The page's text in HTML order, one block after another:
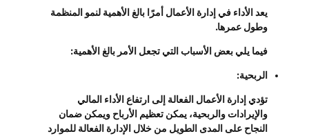
يعد الأداء في إدارة الأعمال أمرًا بالغ الأهمية لنمو المنظمة
وطول عمرها.
فيما يلي بعض الأسباب التي تجعل الأمر بالغ الأهمية:
الربحية:
تؤدي إدارة الأعمال الفعالة إلى ارتفاع الأداء المالي
والإيرادات والربحية، يمكن تعظيم الأرباح ويمكن ضمان
النجاح على المدى الطويل من خلال الإدارة الفعالة للموارد